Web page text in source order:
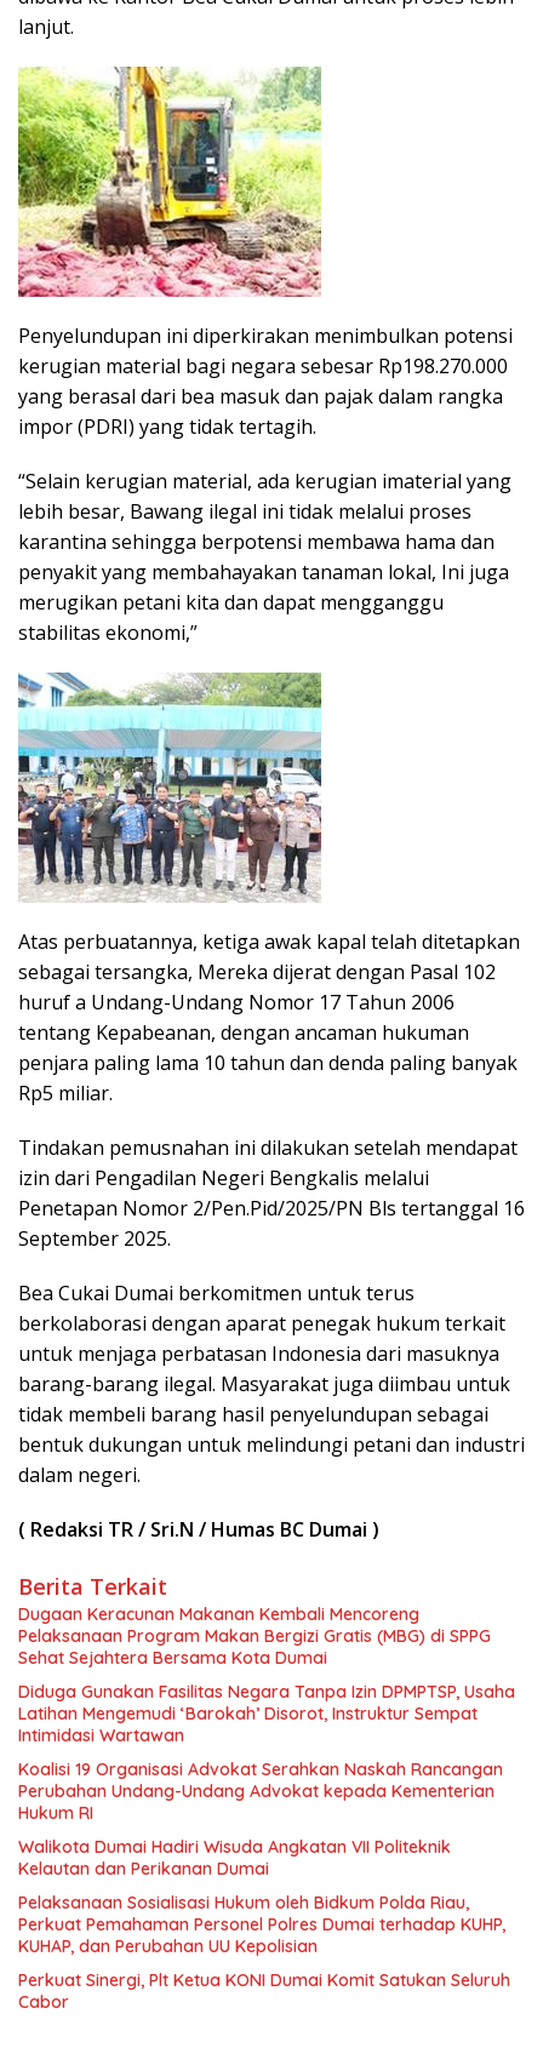
lanjut.
Penyelundupan ini diperkirakan menimbulkan potensi
kerugian material bagi negara sebesar Rp198.270.000
yang berasal dari bea masuk dan pajak dalam rangka
impor (PDRI) yang tidak tertagih.
“Selain kerugian material, ada kerugian imaterial yang
lebih besar, Bawang ilegal ini tidak melalui proses
karantina sehingga berpotensi membawa hama dan
penyakit yang membahayakan tanaman lokal, Ini juga
merugikan petani kita dan dapat mengganggu
stabilitas ekonomi,”
Atas perbuatannya, ketiga awak kapal telah ditetapkan
sebagai tersangka, Mereka dijerat dengan Pasal 102
huruf a Undang-Undang Nomor 17 Tahun 2006
tentang Kepabeanan, dengan ancaman hukuman
penjara paling lama 10 tahun dan denda paling banyak
Rp5 miliar.
Tindakan pemusnahan ini dilakukan setelah mendapat
izin dari Pengadilan Negeri Bengkalis melalui
Penetapan Nomor 2/Pen.Pid/2025/PN Bls tertanggal 16
September 2025.
Bea Cukai Dumai berkomitmen untuk terus
berkolaborasi dengan aparat penegak hukum terkait
untuk menjaga perbatasan Indonesia dari masuknya
barang-barang ilegal. Masyarakat juga diimbau untuk
tidak membeli barang hasil penyelundupan sebagai
bentuk dukungan untuk melindungi petani dan industri
dalam negeri.
( Redaksi TR / Sri.N / Humas BC Dumai )
Berita Terkait
Dugaan Keracunan Makanan Kembali Mencoreng
Pelaksanaan Program Makan Bergizi Gratis (MBG) di SPPG
Sehat Sejahtera Bersama Kota Dumai
Diduga Gunakan Fasilitas Negara Tanpa Izin DPMPTSP, Usaha
Latihan Mengemudi ‘Barokah’ Disorot, Instruktur Sempat
Intimidasi Wartawan
Koalisi 19 Organisasi Advokat Serahkan Naskah Rancangan
Perubahan Undang-Undang Advokat kepada Kementerian
Hukum RI
Walikota Dumai Hadiri Wisuda Angkatan VII Politeknik
Kelautan dan Perikanan Dumai
Pelaksanaan Sosialisasi Hukum oleh Bidkum Polda Riau,
Perkuat Pemahaman Personel Polres Dumai terhadap KUHP,
KUHAP, dan Perubahan UU Kepolisian
Perkuat Sinergi, Plt Ketua KONI Dumai Komit Satukan Seluruh
Cabor